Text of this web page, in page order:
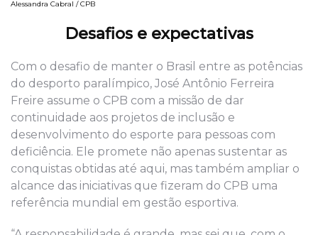
Alessandra Cabral / CPB
Desafios e expectativas
Com o desafio de manter o Brasil entre as potências
do desporto paralímpico, José Antônio Ferreira
Freire assume o CPB com a missão de dar
continuidade aos projetos de inclusão e
desenvolvimento do esporte para pessoas com
deficiência. Ele promete não apenas sustentar as
conquistas obtidas até aqui, mas também ampliar o
alcance das iniciativas que fizeram do CPB uma
referência mundial em gestão esportiva.